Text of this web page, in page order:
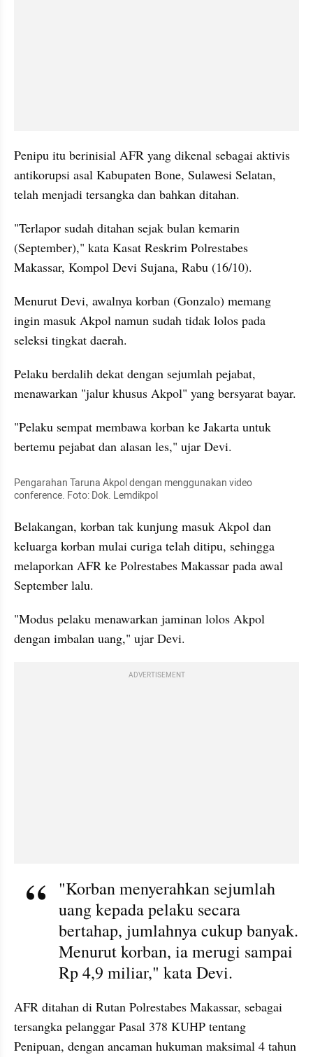
Penipu itu berinisial AFR yang dikenal sebagai aktivis
antikorupsi asal Kabupaten Bone, Sulawesi Selatan,
telah menjadi tersangka dan bahkan ditahan.
"Terlapor sudah ditahan sejak bulan kemarin
(September)," kata Kasat Reskrim Polrestabes
Makassar, Kompol Devi Sujana, Rabu (16/10).
Menurut Devi, awalnya korban (Gonzalo) memang
ingin masuk Akpol namun sudah tidak lolos pada
seleksi tingkat daerah.
Pelaku berdalih dekat dengan sejumlah pejabat,
menawarkan "jalur khusus Akpol" yang bersyarat bayar.
"Pelaku sempat membawa korban ke Jakarta untuk
bertemu pejabat dan alasan les," ujar Devi.
Pengarahan Taruna Akpol dengan menggunakan video
conference. Foto: Dok. Lemdikpol
Belakangan, korban tak kunjung masuk Akpol dan
keluarga korban mulai curiga telah ditipu, sehingga
melaporkan AFR ke Polrestabes Makassar pada awal
September lalu.
"Modus pelaku menawarkan jaminan lolos Akpol
dengan imbalan uang," ujar Devi.
ADVERTISEMENT
"Korban menyerahkan sejumlah
uang kepada pelaku secara
bertahap, jumlahnya cukup banyak.
Menurut korban, ia merugi sampai
Rp 4,9 miliar," kata Devi.
AFR ditahan di Rutan Polrestabes Makassar, sebagai
tersangka pelanggar Pasal 378 KUHP tentang
Penipuan, dengan ancaman hukuman maksimal 4 tahun